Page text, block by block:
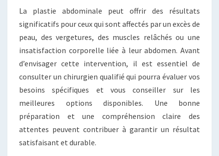
La plastie abdominale peut offrir des résultats
significatifs pour ceux qui sont affectés par un excès de
peau, des vergetures, des muscles relâchés ou une
insatisfaction corporelle liée à leur abdomen. Avant
d’envisager cette intervention, il est essentiel de
consulter un chirurgien qualifié qui pourra évaluer vos
besoins spécifiques et vous conseiller sur les
meilleures options disponibles. Une bonne
préparation et une compréhension claire des
attentes peuvent contribuer à garantir un résultat
satisfaisant et durable.